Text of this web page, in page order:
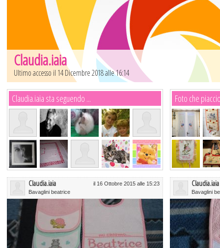
Claudia.iaia
Ultimo accesso il 14 Dicembre 2018 alle 16:14
Claudia.iaia sta seguendo ... Foto che
Claudia.iaia
Bavaglini beatrice
il 16 Ottobre 2015 alle 15:23 Claudia.iaia
Bavaglini